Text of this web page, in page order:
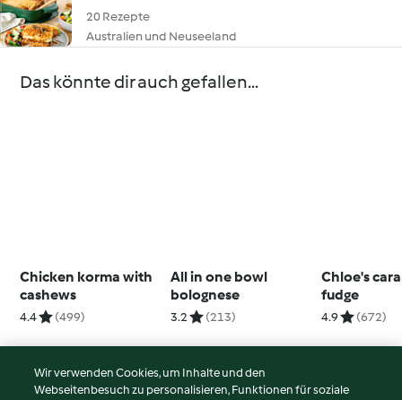
20 Rezepte
Australien und Neuseeland
Das könnte dir auch gefallen...
Chicken korma with
cashews
4.4 (499)
All in one bowl
bolognese
3.2 (213)
Chloe's
fudge
4.9 (672)
Wir verwenden Cookies, um Inhalte und den
Webseitenbesuch zu personalisieren, Funktionen für soziale